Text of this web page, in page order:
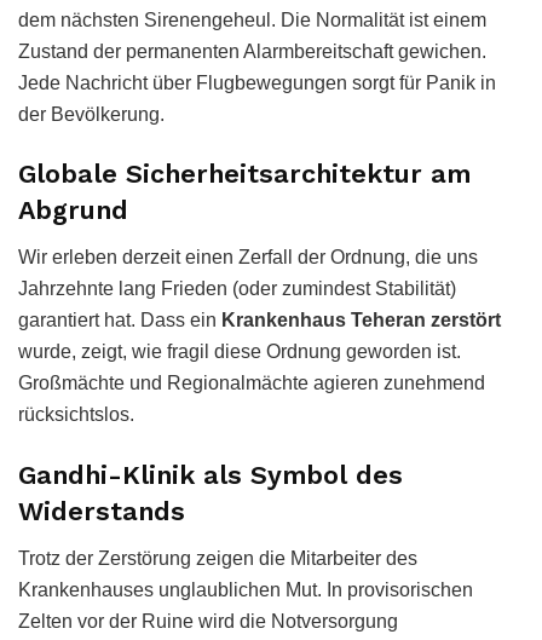
dem nächsten Sirenengeheul. Die Normalität ist einem
Zustand der permanenten Alarmbereitschaft gewichen.
Jede Nachricht über Flugbewegungen sorgt für Panik in
der Bevölkerung.
Globale Sicherheitsarchitektur am
Abgrund
Wir erleben derzeit einen Zerfall der Ordnung, die uns
Jahrzehnte lang Frieden (oder zumindest Stabilität)
garantiert hat. Dass ein Krankenhaus Teheran zerstört
wurde, zeigt, wie fragil diese Ordnung geworden ist.
Großmächte und Regionalmächte agieren zunehmend
rücksichtslos.
Gandhi-Klinik als Symbol des
Widerstands
Trotz der Zerstörung zeigen die Mitarbeiter des
Krankenhauses unglaublichen Mut. In provisorischen
Zelten vor der Ruine wird die Notversorgung